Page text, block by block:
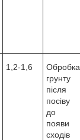
1,2-1,6
Обробка
грунту
після
посіву
до
появи
сходів